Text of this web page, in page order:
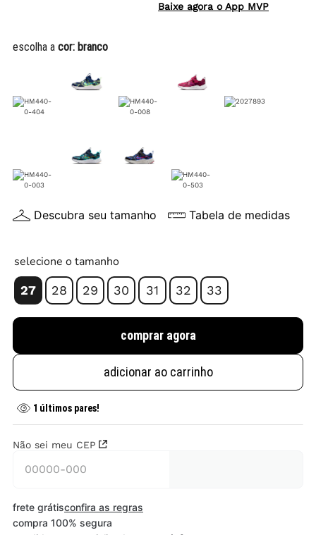
Baixe agora o App MVP
escolha a cor: branco
Descubra seu tamanho Tabela de medidas
selecione o tamanho
27 28 29 30 31 32 33
comprar agora
adicionar ao carrinho
1 últimos pares!
Não sei meu CEP
frete grátisconfira as regras
compra 100% segura